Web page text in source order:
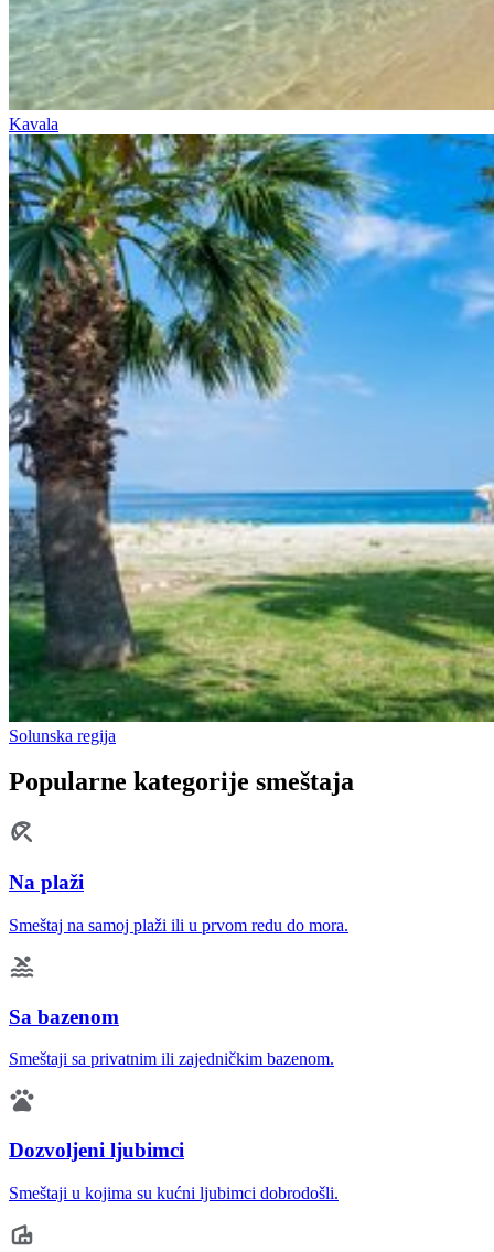
Kavala
Solunska regija
Popularne kategorije smeštaja
Na plaži
Smeštaj na samoj plaži ili u prvom redu do mora.
Sa bazenom
Smeštaji sa privatnim ili zajedničkim bazenom.
Dozvoljeni ljubimci
Smeštaji u kojima su kućni ljubimci dobrodošli.